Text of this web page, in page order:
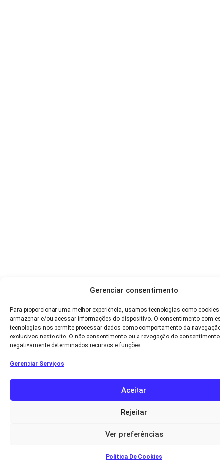
Gerenciar consentimento
Para proporcionar uma melhor experiência, usamos tecnologias como cookies
armazenar e/ou acessar informações do dispositivo. O consentimento com
tecnologias nos permite processar dados como comportamento da
exclusivos neste site. O não consentimento ou a revogação do
negativamente determinados recursos e funções.
Gerenciar Serviços
Aceitar
Rejeitar
Ver preferências
Política De Cookies